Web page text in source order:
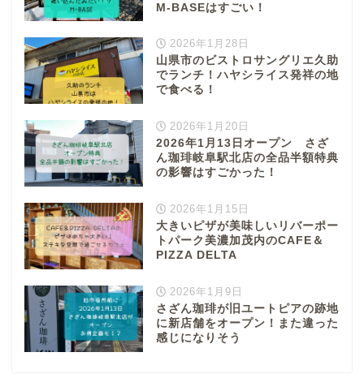
M-BASEはすごい！
2026年1月28日
山県市のビストロサングリエ久助
でランチ！ハヤシライス発祥の地
で食べる！
2026年1月20日
2026年1月13日オープン さざ
ん珈琲岐阜駅北店の全品半額特典
の影響はすごかった！
2026年1月15日
大きいピザが美味しいリバーポー
トパーク美濃加茂内のCAFE＆
PIZZA DELTA
2026年1月9日
さざん珈琲が旧ユートピアの跡地
に新店舗をオープン！また違った
感じになりそう
各務原市
山県市
西濃地域
大垣市